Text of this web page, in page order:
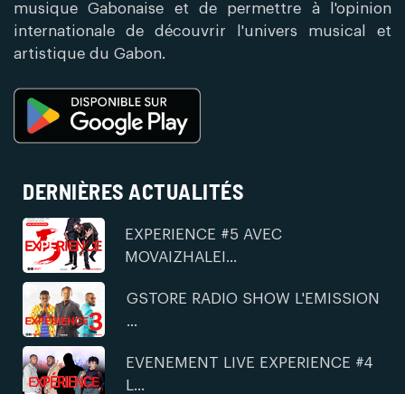
musique Gabonaise et de permettre à l'opinion
internationale de découvrir l'univers musical et
artistique du Gabon.
DERNIÈRES ACTUALITÉS
EXPERIENCE #5 AVEC
MOVAIZHALEI...
GSTORE RADIO SHOW L'EMISSION
...
EVENEMENT LIVE EXPERIENCE #4
L...